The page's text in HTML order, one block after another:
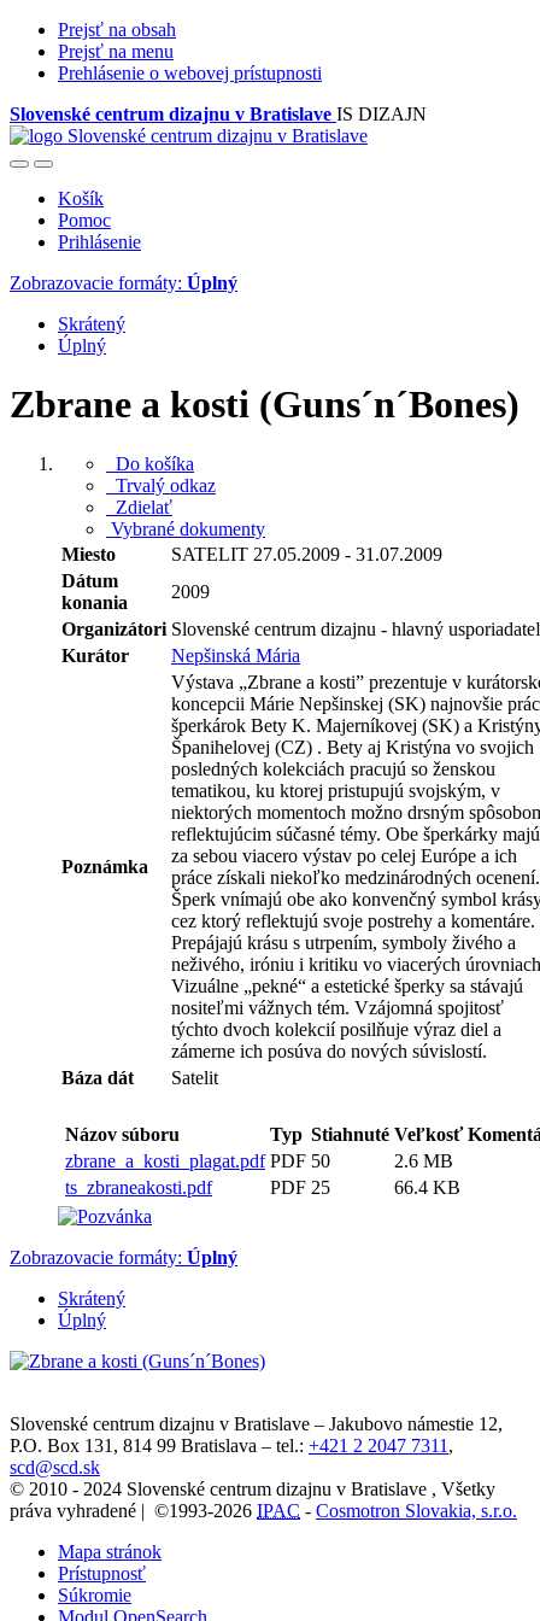
Prejsť na obsah
Prejsť na menu
Prehlásenie o webovej prístupnosti
Slovenské centrum dizajnu v Bratislave IS DIZAJN
Košík
Pomoc
Prihlásenie
Zobrazovacie formáty: Úplný
Skrátený
Úplný
Zbrane a kosti (Guns´n´Bones)
Do košíka
Trvalý odkaz
Zdielať
Vybrané dokumenty
Miesto
SATELIT 27.05.2009 - 31.07.2009
Dátum
konania
2009
Organizátori Slovenské centrum dizajnu - hlavný
Kurátor
Nepšinská Mária
Poznámka
Výstava „Zbrane a kosti” prezentuje v
koncepcii Márie Nepšinskej (SK) najnovšie
šperkárok Bety K. Majerníkovej (SK) a
Španihelovej (CZ) . Bety aj Kristýna vo svojich
posledných kolekciách pracujú so ženskou
tematikou, ku ktorej pristupujú svojským, v
niektorých momentoch možno drsným
reflektujúcim súčasné témy. Obe šperkárky majú
za sebou viacero výstav po celej Európe a ich
práce získali niekoľko medzinárodných ocenení.
Šperk vnímajú obe ako konvenčný symbol
cez ktorý reflektujú svoje postrehy a komentáre.
Prepájajú krásu s utrpením, symboly živého a
neživého, iróniu i kritiku vo viacerých
Vizuálne „pekné“ a estetické šperky sa stávajú
nositeľmi vážnych tém. Vzájomná spojitosť
týchto dvoch kolekcií posilňuje výraz diel a
zámerne ich posúva do nových súvislostí.
Báza dát
Satelit
Názov súboru Typ Stiahnuté Veľkosť
zbrane_a_kosti_plagat.pdf PDF 50
2.6 MB
ts_zbraneakosti.pdf
PDF 25 66.4 KB
Zobrazovacie formáty: Úplný
Skrátený
Úplný
Slovenské centrum dizajnu v Bratislave – Jakubovo námestie 12,
P.O. Box 131, 814 99 Bratislava – tel.: +421 2 2047 7311 ,
scd@scd.sk
© 2010 - 2024 Slovenské centrum dizajnu v Bratislave , Všetky
práva vyhradené | ©1993-2026 IPAC - Cosmotron Slovakia, s.r.o.
Mapa stránok
Prístupnosť
Súkromie
Modul OpenSearch